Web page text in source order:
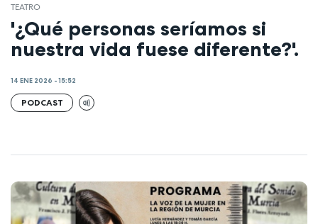
TEATRO
'¿Qué personas seríamos si
nuestra vida fuese diferente?'.
14 ENE 2026 - 15:52
PODCAST